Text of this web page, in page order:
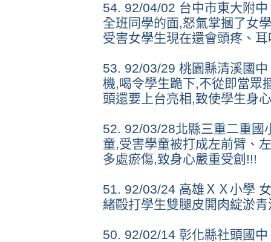
54. 92/04/02 台中市東大附
全班同學的面,怒氣掌摑了女
受害女學生現在還會頭疼、
53. 92/03/29 桃園縣清溪國
機,喝令學生跪下,不從即當眾
頭還要上台亮相,致使學生身
52. 92/03/28北縣三重二重國
童,受害學童被打成左前臂、
多處瘀傷,致身心嚴重受創!!!
51. 92/03/24 高雄ＸＸ小學
緒毆打學生雙腿皮開肉綻淤
50. 92/02/14 彰化縣社頭國